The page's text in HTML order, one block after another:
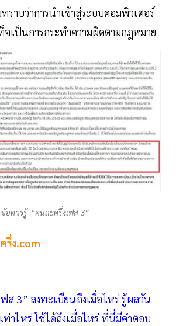
ราบว่าการนำเข้าสู่ระบบคอมพิวเตอร์
เป็นการกระทำความผิดตามกฎหมาย
ข้อควรรู้ “คนละครึ่งเฟส 3”
รึ่ง.com
ส 3” ลงทะเบียนถึงเมื่อไหร่ รู้ผลวัน
ท่าไหร่ ใช้ได้ถึงเมื่อไหร่ ที่นี่มีคำตอบ